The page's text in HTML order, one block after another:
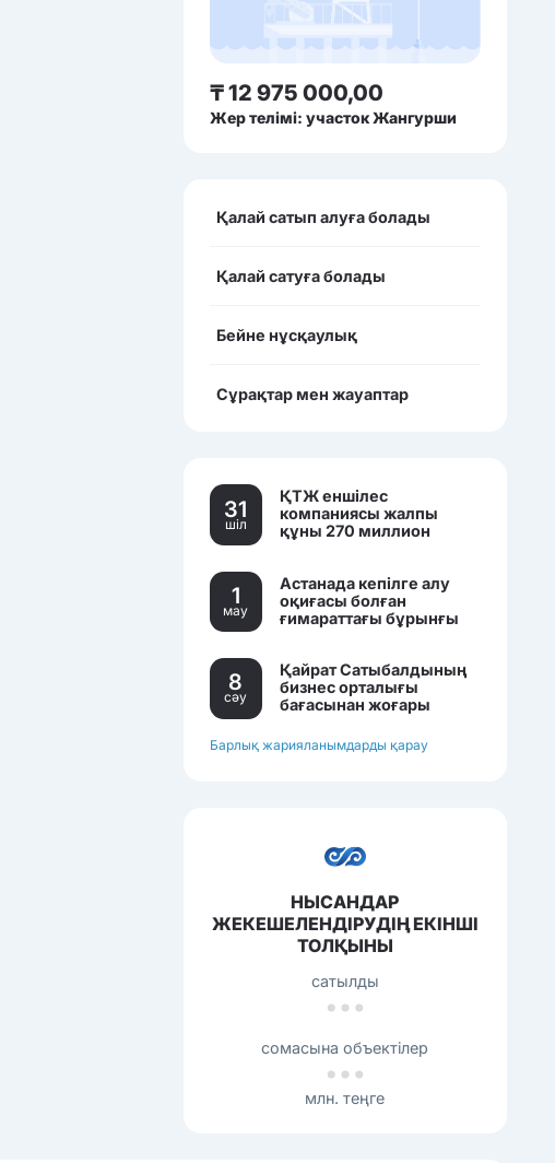
₸ 12 975 000,00
Жер телімі: участок Жангурши
Қалай сатып алуға болады
Қалай сатуға болады
Бейне нұсқаулық
Сұрақтар мен жауаптар
31
шiл
ҚТЖ еншілес
компаниясы жалпы
құны 270 миллион
қойды.
1
мау
Астанада кепілге алу
оқиғасы болған
ғимараттағы бұрынғы
8
сәу
Қайрат Сатыбалдының
бизнес орталығы
бағасынан жоғары
жатқан еді.
Барлық жарияланымдарды қарау
НЫСАНДАР
ЖЕКЕШЕЛЕНДІРУДІҢ ЕКІНШІ
ТОЛҚЫНЫ
сатылды
сомасына объектілер
млн. теңге